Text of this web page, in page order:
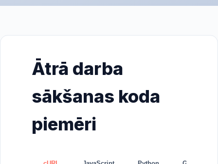
Ātrā darba
sākšanas koda
piemēri